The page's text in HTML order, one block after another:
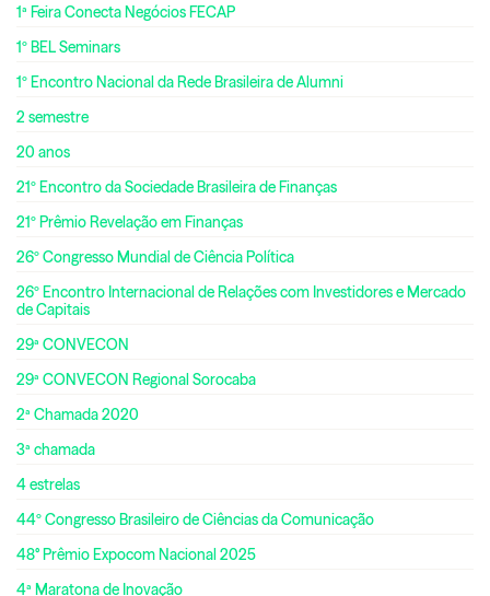
1ª Feira Conecta Negócios FECAP
1º BEL Seminars
1º Encontro Nacional da Rede Brasileira de Alumni
2 semestre
20 anos
21º Encontro da Sociedade Brasileira de Finanças
21º Prêmio Revelação em Finanças
26º Congresso Mundial de Ciência Política
26º Encontro Internacional de Relações com Investidores e Mercado
de Capitais
29ª CONVECON
29ª CONVECON Regional Sorocaba
2ª Chamada 2020
3ª chamada
4 estrelas
44º Congresso Brasileiro de Ciências da Comunicação
48° Prêmio Expocom Nacional 2025
4ª Maratona de Inovação